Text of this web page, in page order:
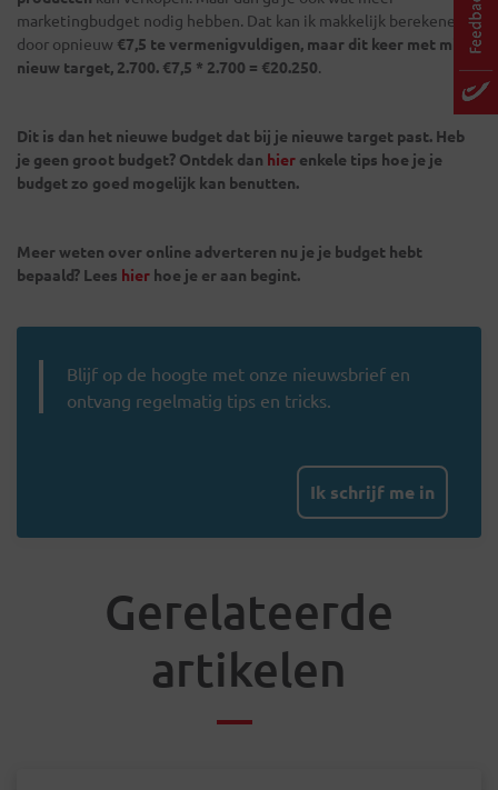
marketingbudget nodig hebben. Dat kan ik makkelijk berekenen
door opnieuw €7,5 te vermenigvuldigen, maar dit keer met mijn
nieuw target, 2.700. €7,5 * 2.700 = €20.250.
Dit is dan het nieuwe budget dat bij je nieuwe target past. Heb
je geen groot budget? Ontdek dan hier enkele tips hoe je je
budget zo goed mogelijk kan benutten.
Meer weten over online adverteren nu je je budget hebt
bepaald? Lees hier hoe je er aan begint.
Blijf op de hoogte met onze nieuwsbrief en
ontvang regelmatig tips en tricks.
Ik schrijf me in
Gerelateerde
artikelen